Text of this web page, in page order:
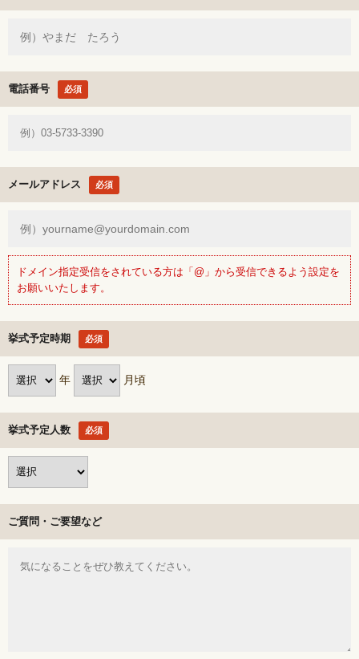
電話番号 必須
メールアドレス 必須
ドメイン指定受信をされている方は「@」から受信できるよう設定を
お願いいたします。
挙式予定時期 必須
年 月頃
挙式予定人数 必須
ご質問・ご要望など